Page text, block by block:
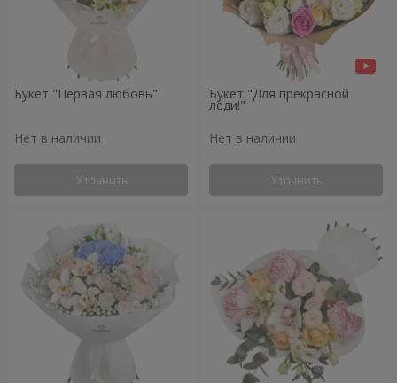
Букет "Первая любовь"
Нет в наличии
Уточнить
Букет "Для прекрасной
леди!"
Нет в наличии
Уточнить